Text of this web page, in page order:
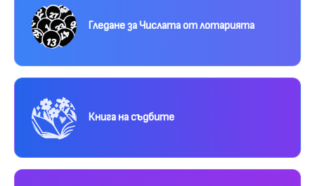
Гледане за Числата от лотарията
Книга на съдбите